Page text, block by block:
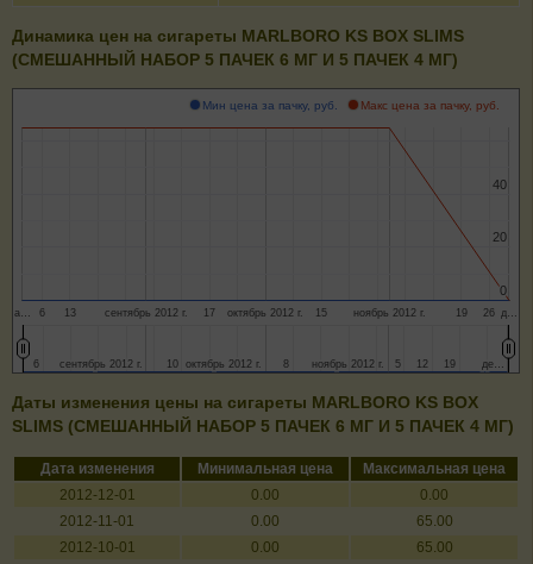
Динамика цен на сигареты MARLBORO KS BOX SLIMS
(СМЕШАННЫЙ НАБОР 5 ПАЧЕК 6 МГ И 5 ПАЧЕК 4 МГ)
Мин цена за пачку, руб. Макс цена за пачку, руб.
а… сентябрь 2012 г. октябрь 2012 г. ноябрь 2012 г. д…
6 13 17 15 19 26
0
0
20
20
40
40
сентябрь 2012 г.
сентябрь 2012 г. октябрь 2012 г.
октябрь 2012 г. ноябрь 2012 г.
ноябрь 2012 г. де…
де…
6
6 10
10 8
8 5
5 12
12 19
19
Даты изменения цены на сигареты MARLBORO KS BOX
SLIMS (СМЕШАННЫЙ НАБОР 5 ПАЧЕК 6 МГ И 5 ПАЧЕК 4 МГ)
Дата изменения Минимальная цена
Максимальная цена
2012-12-01
0.00
0.00
2012-11-01
0.00
65.00
2012-10-01
0.00
65.00